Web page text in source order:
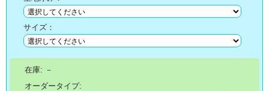
サイズ：
在庫: －
オーダータイプ: